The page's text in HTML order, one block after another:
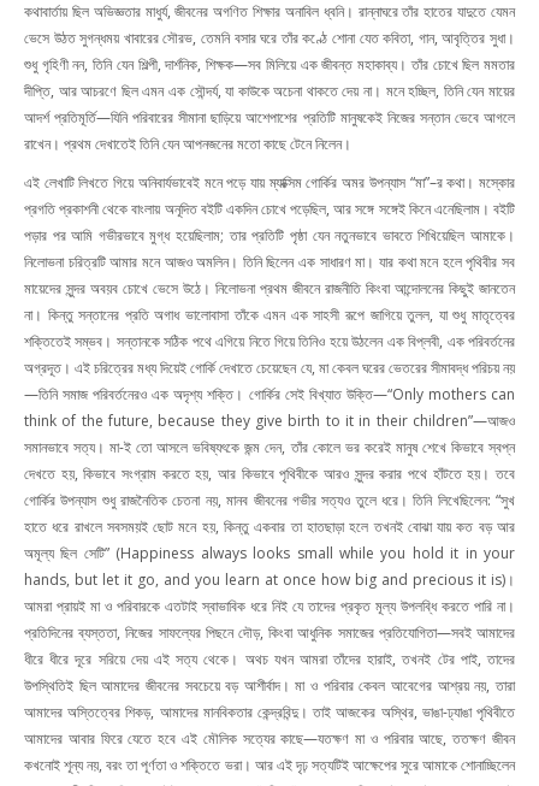
কথাবার্তায় ছিল অভিজ্ঞতার মাধুর্য, জীবনের অগণিত শিক্ষার অনাবিল ধ্বনি। রান্নাঘরে তাঁর হাতের যাদুতে যেমন
ভেসে উঠত সুগন্ধময় খাবারের সৌরভ, তেমনি বসার ঘরে তাঁর কণ্ঠে শোনা যেত কবিতা, গান, আবৃত্তির সুধা।
শুধু গৃহিণী নন, তিনি যেন শিল্পী, দার্শনিক, শিক্ষক—সব মিলিয়ে এক জীবন্ত মহাকাব্য। তাঁর চোখে ছিল মমতার
দীপ্তি, আর আচরণে ছিল এমন এক সৌন্দর্য, যা কাউকে অচেনা থাকতে দেয় না। মনে হচ্ছিল, তিনি যেন মায়ের
আদর্শ প্রতিমূর্তি—যিনি পরিবারের সীমানা ছাড়িয়ে আশেপাশের প্রতিটি মানুষকেই নিজের সন্তান ভেবে আগলে
রাখেন। প্রথম দেখাতেই তিনি যেন আপনজনের মতো কাছে টেনে নিলেন।
এই লেখাটি লিখতে গিয়ে অনিবার্যভাবেই মনে পড়ে যায় ম্যাক্সিম গোর্কির অমর উপন্যাস “মা”–র কথা। মস্কোর
প্রগতি প্রকাশনী থেকে বাংলায় অনূদিত বইটি একদিন চোখে পড়েছিল, আর সঙ্গে সঙ্গেই কিনে এনেছিলাম। বইটি
পড়ার পর আমি গভীরভাবে মুগ্ধ হয়েছিলাম; তার প্রতিটি পৃষ্ঠা যেন নতুনভাবে ভাবতে শিখিয়েছিল আমাকে।
নিলোভনা চরিত্রটি আমার মনে আজও অমলিন। তিনি ছিলেন এক সাধারণ মা। যার কথা মনে হলে পৃথিবীর সব
মায়েদের সুন্দর অবয়ব চোখে ভেসে উঠে। নিলোভনা প্রথম জীবনে রাজনীতি কিংবা আন্দোলনের কিছুই জানতেন
না। কিন্তু সন্তানের প্রতি অগাধ ভালোবাসা তাঁকে এমন এক সাহসী রূপে জাগিয়ে তুলল, যা শুধু মাতৃত্বের
শক্তিতেই সম্ভব। সন্তানকে সঠিক পথে এগিয়ে নিতে গিয়ে তিনিও হয়ে উঠলেন এক বিপ্লবী, এক পরিবর্তনের
অগ্রদূত। এই চরিত্রের মধ্য দিয়েই গোর্কি দেখাতে চেয়েছেন যে, মা কেবল ঘরের ভেতরের সীমাবদ্ধ পরিচয় নয়
—তিনি সমাজ পরিবর্তনেরও এক অদৃশ্য শক্তি। গোর্কির সেই বিখ্যাত উক্তি—“Only mothers can
think of the future, because they give birth to it in their children”—আজও
সমানভাবে সত্য। মা-ই তো আসলে ভবিষ্যৎকে জন্ম দেন, তাঁর কোলে ভর করেই মানুষ শেখে কিভাবে স্বপ্ন
দেখতে হয়, কিভাবে সংগ্রাম করতে হয়, আর কিভাবে পৃথিবীকে আরও সুন্দর করার পথে হাঁটতে হয়। তবে
গোর্কির উপন্যাস শুধু রাজনৈতিক চেতনা নয়, মানব জীবনের গভীর সত্যও তুলে ধরে। তিনি লিখেছিলেন: “সুখ
হাতে ধরে রাখলে সবসময়ই ছোট মনে হয়, কিন্তু একবার তা হাতছাড়া হলে তখনই বোঝা যায় কত বড় আর
অমূল্য ছিল সেটি” (Happiness always looks small while you hold it in your
hands, but let it go, and you learn at once how big and precious it is)।
আমরা প্রায়ই মা ও পরিবারকে এতটাই স্বাভাবিক ধরে নিই যে তাদের প্রকৃত মূল্য উপলব্ধি করতে পারি না।
প্রতিদিনের ব্যস্ততা, নিজের সাফল্যের পিছনে দৌড়, কিংবা আধুনিক সমাজের প্রতিযোগিতা—সবই আমাদের
ধীরে ধীরে দূরে সরিয়ে দেয় এই সত্য থেকে। অথচ যখন আমরা তাঁদের হারাই, তখনই টের পাই, তাদের
উপস্থিতিই ছিল আমাদের জীবনের সবচেয়ে বড় আশীর্বাদ। মা ও পরিবার কেবল আবেগের আশ্রয় নয়, তারা
আমাদের অস্তিত্বের শিকড়, আমাদের মানবিকতার কেন্দ্রবিন্দু। তাই আজকের অস্থির, ভাঙা-ঢ্যাঙা পৃথিবীতে
আমাদের আবার ফিরে যেতে হবে এই মৌলিক সত্যের কাছে—যতক্ষণ মা ও পরিবার আছে, ততক্ষণ জীবন
কখনোই শূন্য নয়, বরং তা পূর্ণতা ও শক্তিতে ভরা। আর এই দৃঢ় সত্যটিই আক্ষেপের সুরে আমাকে শোনাচ্ছিলেন